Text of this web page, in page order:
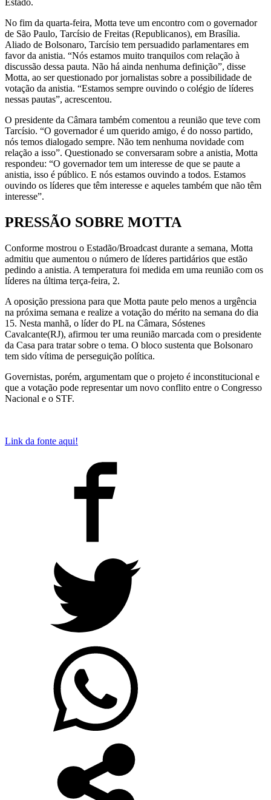
Estado.
No fim da quarta-feira, Motta teve um encontro com o governador
de São Paulo, Tarcísio de Freitas (Republicanos), em Brasília.
Aliado de Bolsonaro, Tarcísio tem persuadido parlamentares em
favor da anistia. “Nós estamos muito tranquilos com relação à
discussão dessa pauta. Não há ainda nenhuma definição”, disse
Motta, ao ser questionado por jornalistas sobre a possibilidade de
votação da anistia. “Estamos sempre ouvindo o colégio de líderes
nessas pautas”, acrescentou.
O presidente da Câmara também comentou a reunião que teve com
Tarcísio. “O governador é um querido amigo, é do nosso partido,
nós temos dialogado sempre. Não tem nenhuma novidade com
relação a isso”. Questionado se conversaram sobre a anistia, Motta
respondeu: “O governador tem um interesse de que se paute a
anistia, isso é público. E nós estamos ouvindo a todos. Estamos
ouvindo os líderes que têm interesse e aqueles também que não têm
interesse”.
PRESSÃO SOBRE MOTTA
Conforme mostrou o Estadão/Broadcast durante a semana, Motta
admitiu que aumentou o número de líderes partidários que estão
pedindo a anistia. A temperatura foi medida em uma reunião com os
líderes na última terça-feira, 2.
A oposição pressiona para que Motta paute pelo menos a urgência
na próxima semana e realize a votação do mérito na semana do dia
15. Nesta manhã, o líder do PL na Câmara, Sóstenes
Cavalcante(RJ), afirmou ter uma reunião marcada com o presidente
da Casa para tratar sobre o tema. O bloco sustenta que Bolsonaro
tem sido vítima de perseguição política.
Governistas, porém, argumentam que o projeto é inconstitucional e
que a votação pode representar um novo conflito entre o Congresso
Nacional e o STF.
Link da fonte aqui!